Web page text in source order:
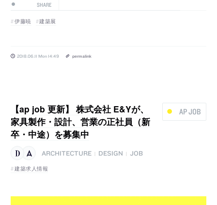
SHARE
伊藤暁 建築展
2018.06.11 Mon 14:49 permalink
AP JOB
【ap job 更新】 株式会社 E&Yが、
家具製作・設計、営業の正社員（新
卒・中途）を募集中
ARCHITECTURE DESIGN
JOB
建築求人情報